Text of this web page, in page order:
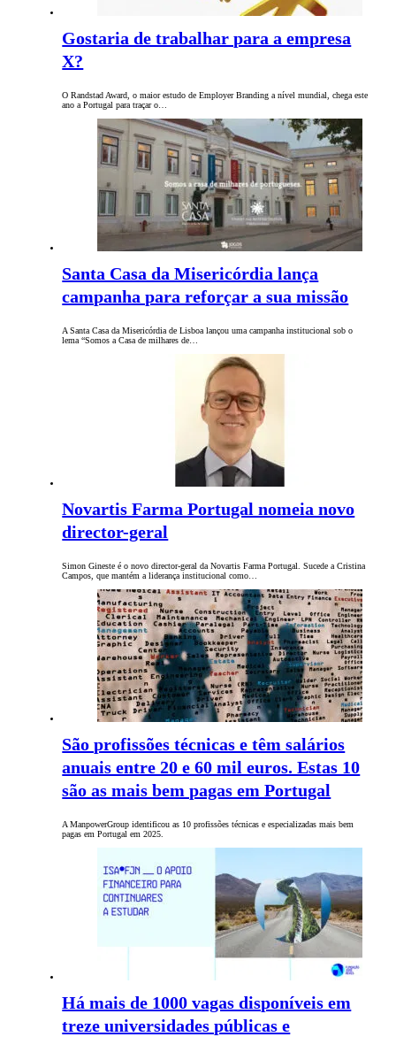
Gostaria de trabalhar para a empresa
X?
O Randstad Award, o maior estudo de Employer Branding a nível mundial, chega este
ano a Portugal para traçar o…
Santa Casa da Misericórdia lança
campanha para reforçar a sua missão
A Santa Casa da Misericórdia de Lisboa lançou uma campanha institucional sob o
lema “Somos a Casa de milhares de…
Novartis Farma Portugal nomeia novo
director-geral
Simon Gineste é o novo director-geral da Novartis Farma Portugal. Sucede a Cristina
Campos, que mantém a liderança institucional como…
São profissões técnicas e têm salários
anuais entre 20 e 60 mil euros. Estas 10
são as mais bem pagas em Portugal
A ManpowerGroup identificou as 10 profissões técnicas e especializadas mais bem
pagas em Portugal em 2025.
Há mais de 1000 vagas disponíveis em
treze universidades públicas e